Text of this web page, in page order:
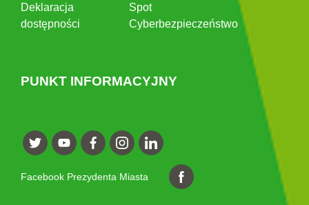
Deklaracja
dostępności
Spot
Cyberbezpieczeństwo
PUNKT INFORMACYJNY
Facebook Prezydenta Miasta